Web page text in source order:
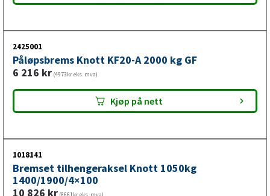
Boggianlegg og tandemaksler for
tilhenger
Å kjøpe et komplett boggianlegg betyr at alle
komponenter—fjæring, akselstammer, bremser og
hjullager—fungerer som ett integrert system. Det er langt
mer kostnadseffektivt og pålitelig enn å bytte enkeltdeler
2425001
Påløpsbrems Knott KF20-A 2000 kg GF
6 216 kr (4973kr eks. mva)
Kjøp på nett
1018141
Bremset tilhengeraksel Knott 1050kg
1400/1900/4×100
10 826 kr (8661kr eks. mva)